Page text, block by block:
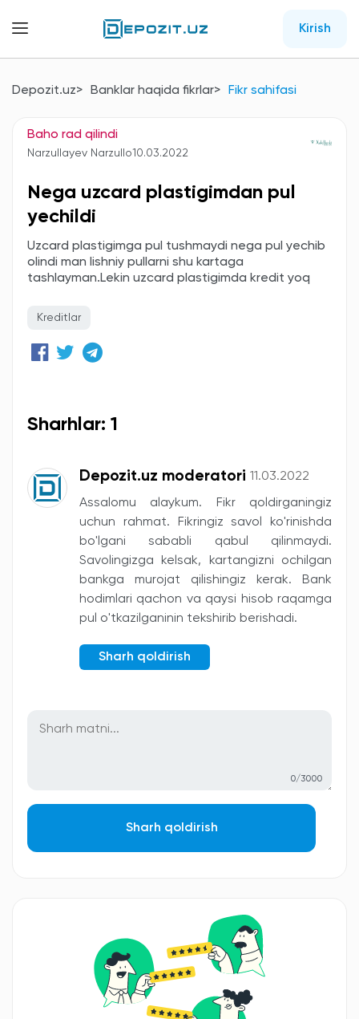
Kirish
Depozit.uz Banklar haqida fikrlar Fikr sahifasi
Baho rad qilindi
Narzullayev Narzullo10.03.2022
Nega uzcard plastigimdan pul
yechildi
Uzcard plastigimga pul tushmaydi nega pul yechib
olindi man lishniy pullarni shu kartaga
tashlayman.Lekin uzcard plastigimda kredit yoq
Kreditlar
Sharhlar: 1
Depozit.uz moderatori 11.03.2022
Assalomu alaykum. Fikr qoldirganingiz
uchun rahmat. Fikringiz savol ko'rinishda
bo'lgani sababli qabul qilinmaydi.
Savolingizga kelsak, kartangizni ochilgan
bankga murojat qilishingiz kerak. Bank
hodimlari qachon va qaysi hisob raqamga
pul o'tkazilganinin tekshirib berishadi.
Sharh qoldirish
0/3000
Sharh qoldirish